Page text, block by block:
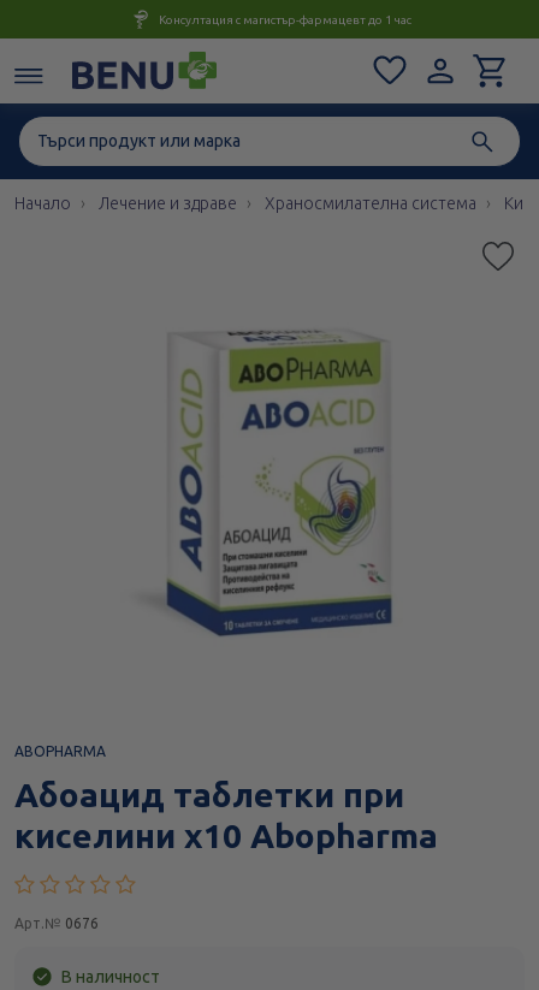
Консултация с магистър-фармацевт до 1 час
Начало Лечение и здраве Храносмилателна система
ABOPHARMA
Абоацид таблетки при
киселини х10 Abopharma
Арт.№ 0676
В наличност